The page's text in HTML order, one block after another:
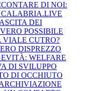
DI NOI:
CALABRIA.LIVE
DEI
POSSIBILE
VIALE CUTRO?
DISPREZZO
WELFARE
DI SVILUPPO
DI OCCHIUTO